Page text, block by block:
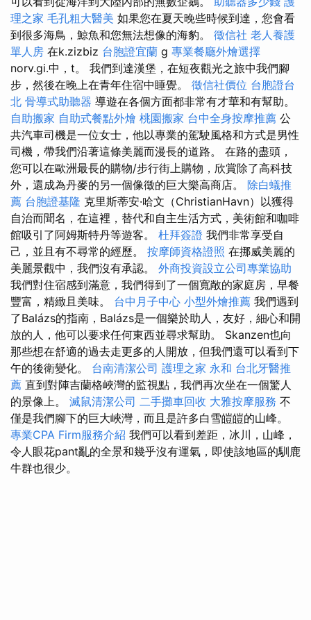
理之家 毛孔粗大醫美 如果您在夏天晚些時候到達，您會看
到很多海鳥，鯨魚和您無法想像的海豹。 徵信社 老人養護
單人房 在k.zizbiz 台胞證宜蘭 g 專業餐廳外燴選擇
norv.gi.中，t。 我們到達漢堡，在短夜觀光之旅中我們腳
步，然後在晚上在青年住宿中睡覺。 徵信社價位 台胞證台
北 骨導式助聽器 導遊在各個方面都非常有才華和有幫助。
自助搬家 自助式餐點外燴 桃園搬家 台中全身按摩推薦 公
共汽車司機是一位女士，他以專業的駕駛風格和方式是男性
司機，帶我們沿著這條美麗而漫長的道路。 在路的盡頭，
您可以在歐洲最長的購物/步行街上購物，欣賞除了高科技
外，還成為丹麥的另一個像徵的巨大樂高商店。 除白蟻推
薦 台胞證基隆 克里斯蒂安·哈文（ChristianHavn）以獲得
自治而聞名，在這裡，替代和自主生活方式，美術館和咖啡
館吸引了阿姆斯特丹等遊客。 杜拜簽證 我們非常享受自
己，並且有不尋常的經歷。 按摩師資格證照 在挪威美麗的
美麗景觀中，我們沒有承認。 外商投資設立公司專業協助
我們對住宿感到滿意，我們得到了一個寬敞的家庭房，早餐
豐富，精緻且美味。 台中月子中心 小型外燴推薦 我們遇到
了Balázs的指南，Balázs是一個樂於助人，友好，細心和開
放的人，他可以要求任何東西並尋求幫助。 Skanzen也向
那些想在舒適的過去走更多的人開放，但我們還可以看到下
午的後衛變化。 台南清潔公司 護理之家 永和 台北牙醫推
薦 直到對陣吉蘭格峽灣的監視點，我們再次坐在一個驚人
的景像上。 滅鼠清潔公司 二手攤車回收 大雅按摩服務 不
僅是我們腳下的巨大峽灣，而且是許多白雪皚皚的山峰。
專業CPA Firm服務介紹 我們可以看到差距，冰川，山峰，
令人眼花pant亂的全景和幾乎沒有運氣，即使該地區的馴鹿
牛群也很少。